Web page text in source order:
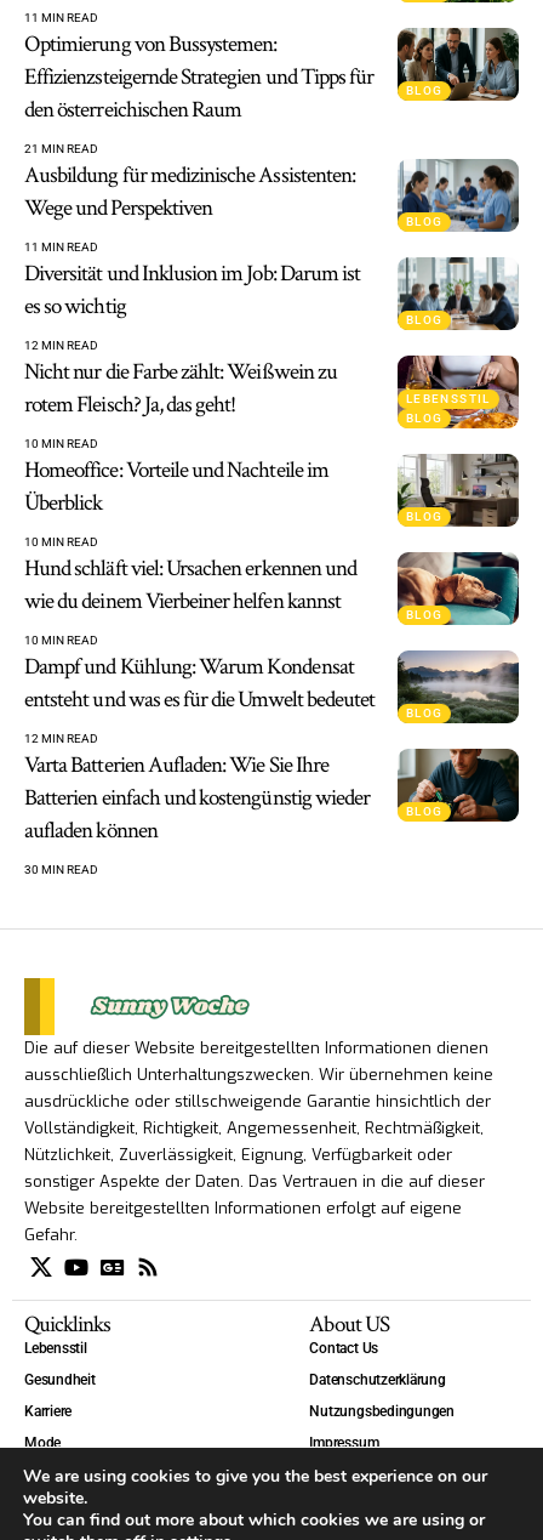
11 MIN READ
BLOG
Optimierung von Bussystemen:
Effizienzsteigernde Strategien und Tipps für
den österreichischen Raum
21 MIN READ
BLOG
Ausbildung für medizinische Assistenten:
Wege und Perspektiven
11 MIN READ
BLOG
Diversität und Inklusion im Job: Darum ist
es so wichtig
12 MIN READ
LEBENSSTIL
BLOG
Nicht nur die Farbe zählt: Weißwein zu
rotem Fleisch? Ja, das geht!
10 MIN READ
BLOG
Homeoffice: Vorteile und Nachteile im
Überblick
10 MIN READ
BLOG
Hund schläft viel: Ursachen erkennen und
wie du deinem Vierbeiner helfen kannst
10 MIN READ
BLOG
Dampf und Kühlung: Warum Kondensat
entsteht und was es für die Umwelt bedeutet
12 MIN READ
BLOG
Varta Batterien Aufladen: Wie Sie Ihre
Batterien einfach und kostengünstig wieder
aufladen können
30 MIN READ
Die auf dieser Website bereitgestellten Informationen dienen
ausschließlich Unterhaltungszwecken. Wir übernehmen keine
ausdrückliche oder stillschweigende Garantie hinsichtlich der
Vollständigkeit, Richtigkeit, Angemessenheit, Rechtmäßigkeit,
Nützlichkeit, Zuverlässigkeit, Eignung, Verfügbarkeit oder
sonstiger Aspekte der Daten. Das Vertrauen in die auf dieser
Website bereitgestellten Informationen erfolgt auf eigene
Gefahr.
Quicklinks
Lebensstil
Gesundheit
Karriere
Mode
Technik
Welt
About US
Contact Us
Datenschutzerklärung
Nutzungsbedingungen
Impressum
We are using cookies to give you the best experience on our
website.
You can find out more about which cookies we are using or